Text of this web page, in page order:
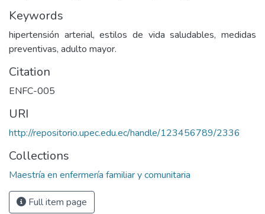
Keywords
hipertensión arterial, estilos de vida saludables, medidas
preventivas, adulto mayor.
Citation
ENFC-005
URI
http://repositorio.upec.edu.ec/handle/123456789/2336
Collections
Maestría en enfermería familiar y comunitaria
Full item page